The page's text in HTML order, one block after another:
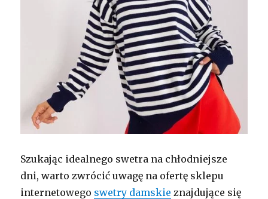
Szukając idealnego swetra na chłodniejsze
dni, warto zwrócić uwagę na ofertę sklepu
internetowego swetry damskie znajdujące się